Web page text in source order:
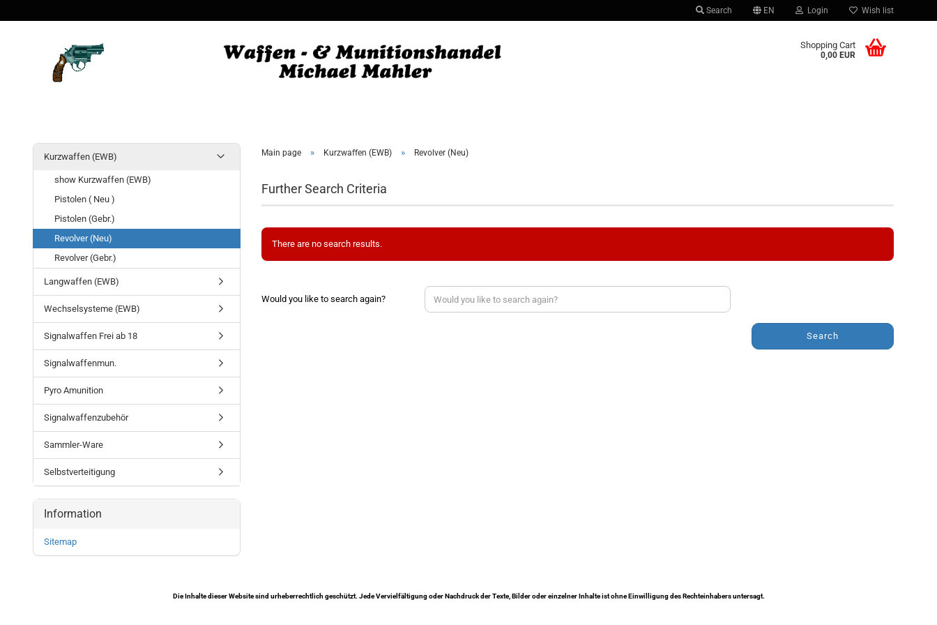
Search EN Login
Create a new account
Wish list
Shopping Cart
0,00 EUR
Main page » Kurzwaffen (EWB) » Revolver (Neu)
Further Search Criteria
There are no search results.
Would you like to search again?
Search
Kurzwaffen (EWB)
show Kurzwaffen (EWB)
Pistolen ( Neu )
Pistolen (Gebr.)
Revolver (Neu)
Revolver (Gebr.)
Langwaffen (EWB)
Wechselsysteme (EWB)
Signalwaffen Frei ab 18
Signalwaffenmun.
Pyro Amunition
Signalwaffenzubehör
Sammler-Ware
Selbstverteitigung
Information
Sitemap
Die Inhalte dieser Website sind urheberrechtlich geschützt. Jede Vervielfältigung oder Nachdruck der Texte, Bilder oder einzelner Inhalte ist ohne Einwilligung des Rechteinhabers untersagt.